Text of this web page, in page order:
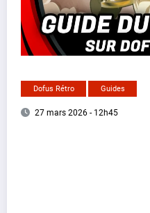
Dofus Rétro Guides
27 mars 2026 - 12h45